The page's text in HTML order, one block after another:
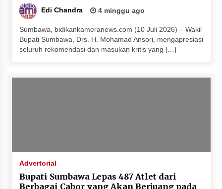
Edi Chandra 4 minggu ago
Sumbawa, bidikankameranews.com (10 Juli 2026) – Wakil
Bupati Sumbawa, Drs. H. Mohamad Ansori, mengapresiasi
seluruh rekomendasi dan masukan kritis yang […]
Advertorial
Bupati Sumbawa Lepas 487 Atlet dari
Berbagai Cabor yang Akan Berjuang pada